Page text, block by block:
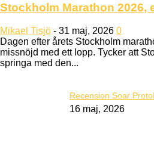
Stockholm Marathon 2026,
Mikael Tisjö - 31 maj, 2026 0
Dagen efter årets Stockholm
missnöjd med ett lopp. Tycker att
springa med den...
Recension Soar
16 maj, 2026